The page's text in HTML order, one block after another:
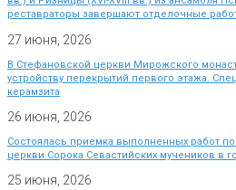
реставраторы завершают отделочные
27 июня, 2026
В Стефановской церкви Мирожского
устройству перекрытий первого этажа.
керамзита
26 июня, 2026
Состоялась приемка выполненных работ
церкви Сорока Севастийских мучеников в
25 июня, 2026